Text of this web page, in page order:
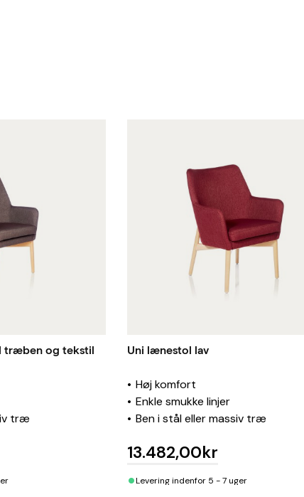
træben og tekstil
træ
Uni lænestol lav
Høj komfort
Enkle smukke linjer
Ben i stål eller massiv træ
13.482,00kr
•Levering indenfor 5 - 7 uger